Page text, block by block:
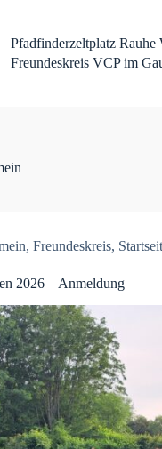
Pfadfinderzeltplatz Rauhe
Freundeskreis VCP im
, Freundeskreis,
2026 – Anmeldung